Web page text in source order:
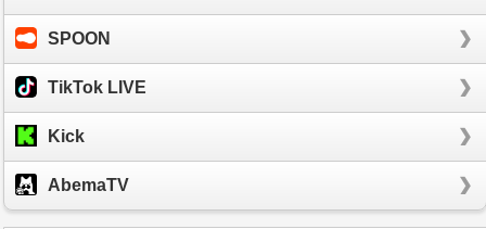
SPOON
TikTok LIVE
Kick
AbemaTV